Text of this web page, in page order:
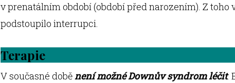
v prenatálním období (období před narozením). Z toho
podstoupilo interrupci.
Terapie
V současné doběnení možné Downův syndrom léčit.